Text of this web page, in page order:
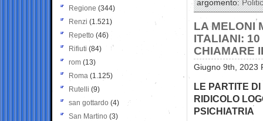
argomento:
LA MELONI
ITALIANI:
CHIAMARE
Giugno 9th, 2023
LE PARTITE
RIDICOLO
PSICHIATRIA
Regione (344)
Renzi (1.521)
Repetto (46)
Rifiuti (84)
rom (13)
Roma (1.125)
Rutelli (9)
san gottardo (4)
San Martino (3)